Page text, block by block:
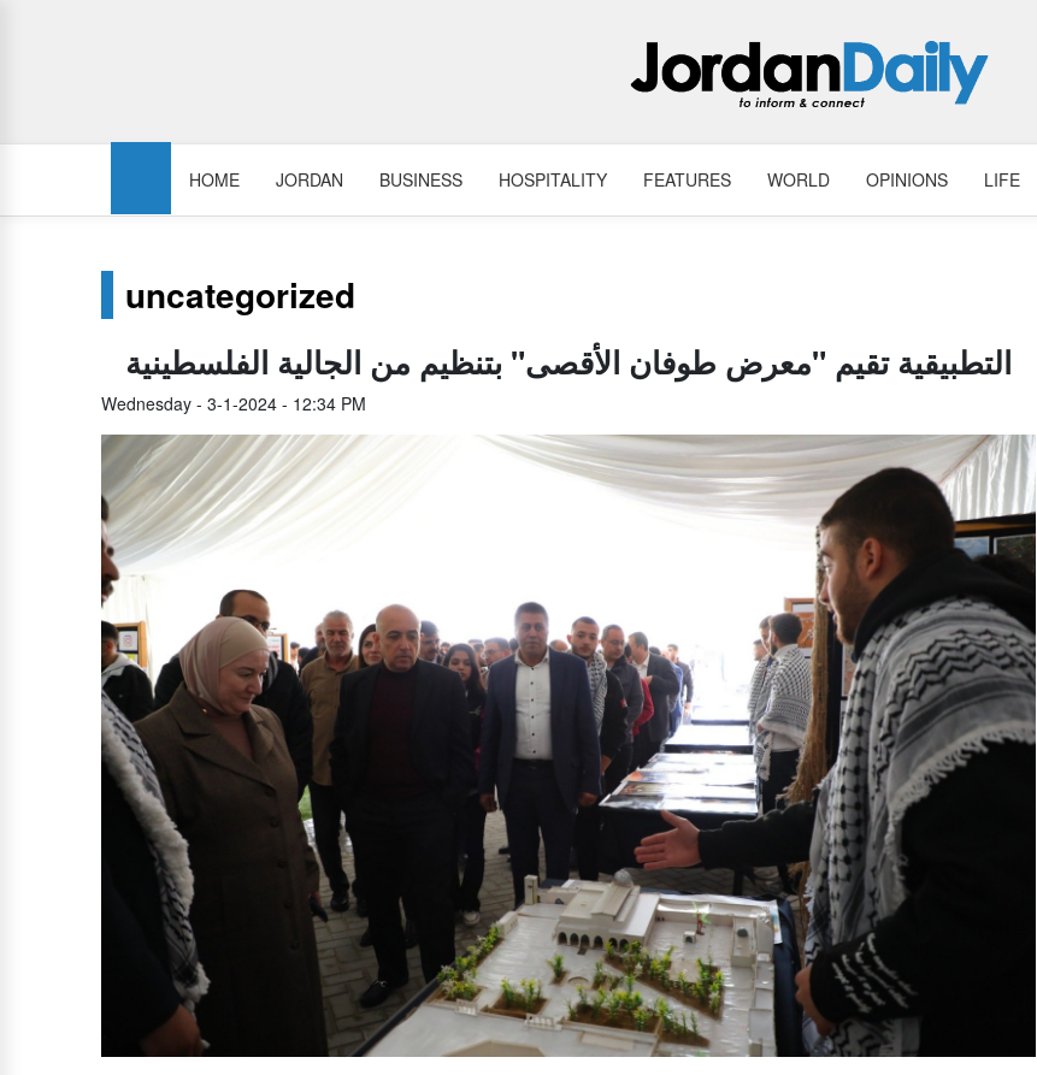
HOME JORDAN BUSINESS HOSPITALITY FEATURES WORLD OPINIONS LIFE
uncategorized
التطبيقية تقيم "معرض طوفان الأقصى" بتنظيم من الجالية الفلسطينية
Wednesday - 3-1-2024 - 12:34 PM